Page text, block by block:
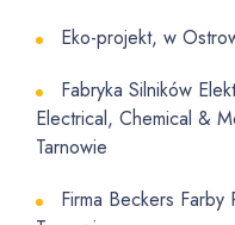
Eko-projekt, w
Fabryka Silników
Electrical, Chemical &
Tarnowie
Firma Beckers